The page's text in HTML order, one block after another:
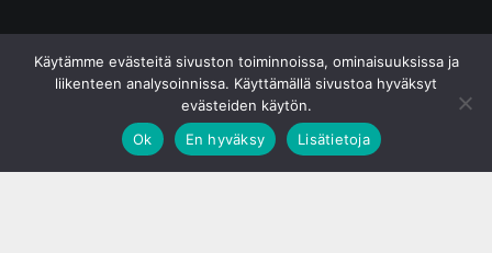
Käytämme evästeitä sivuston toiminnoissa, ominaisuuksissa ja
liikenteen analysoinnissa. Käyttämällä sivustoa hyväksyt
evästeiden käytön.
Ok
En hyväksy Lisätietoja